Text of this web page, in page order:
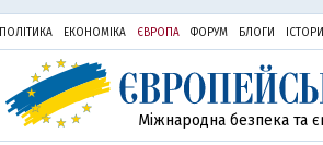
ПОЛІТИКА ЕКОНОМІКА ЄВРОПА ФОРУМ БЛОГИ
Міжнародна безпека та